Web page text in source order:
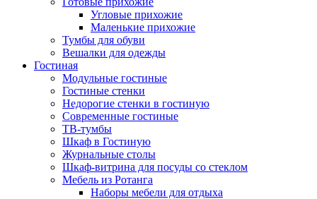
Угловые прихожие
Маленькие прихожие
Тумбы для обуви
Вешалки для одежды
Гостиная
Модульные гостиные
Гостиные стенки
Недорогие стенки в гостиную
Современные гостиные
ТВ-тумбы
Шкаф в Гостиную
Журнальные столы
Шкаф-витрина для посуды со стеклом
Мебель из Ротанга
Наборы мебели для отдыха